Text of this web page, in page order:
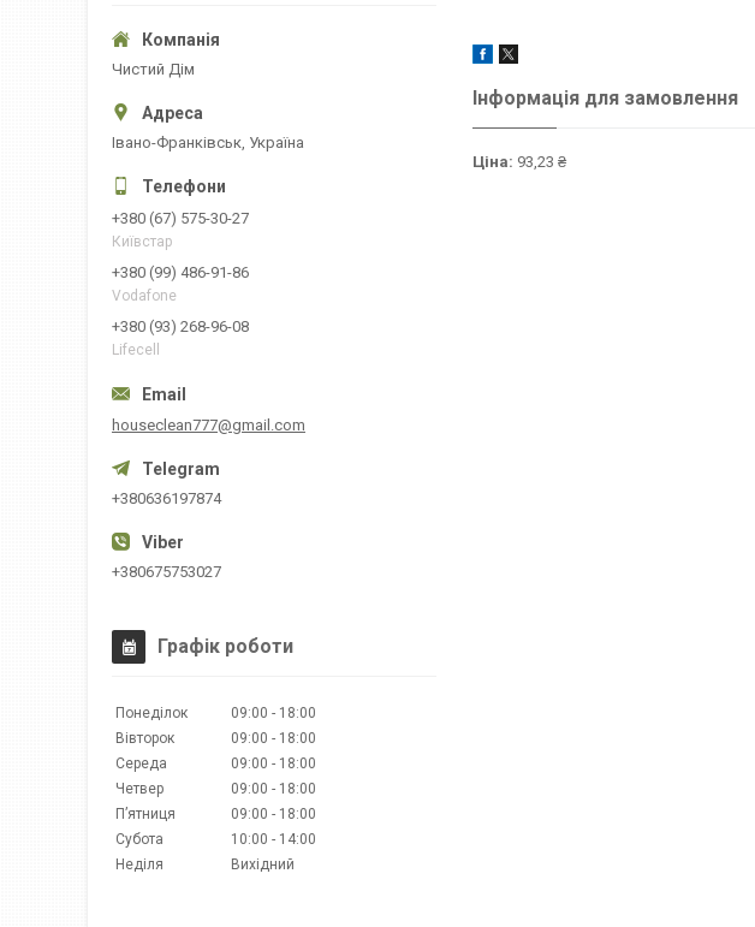
Інформація для замовлення
Ціна: 93,23 ₴
Чистий Дім
Івано-Франківськ, Україна
+380 (67) 575-30-27
Київстар
+380 (99) 486-91-86
Vodafone
+380 (93) 268-96-08
Lifecell
houseclean777@gmail.com
+380636197874
+380675753027
Графік роботи
Понеділок 09:00
18:00
Вівторок
09:00
18:00
Середа
09:00
18:00
Четвер
09:00
18:00
Пʼятниця
09:00
18:00
Субота
10:00
14:00
Неділя
Вихідний